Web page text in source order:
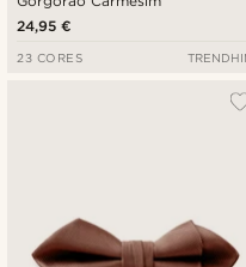
24,95 €
23 CORES